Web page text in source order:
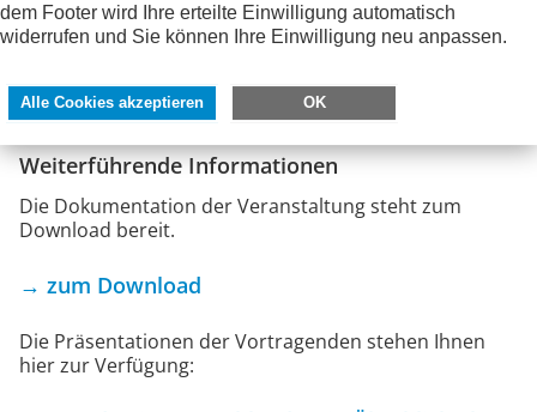
Die Veranstaltung zeigte: Migrantische Gründungen
bieten enormes Potenzial – nicht nur für die
Integration. Mit passgenauer Unterstützung lässt es
sich heben.
Weiterführende Informationen
Die Dokumentation der Veranstaltung steht zum
Download bereit.
→ zum Download
Die Präsentationen der Vortragenden stehen Ihnen
hier zur Verfügung:
dem Footer wird Ihre erteilte Einwilligung automatisch
widerrufen und Sie können Ihre Einwilligung neu anpassen.
Alle Cookies akzeptieren OK